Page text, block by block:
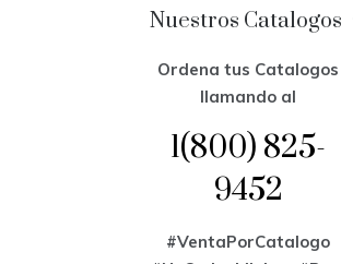
Nuestros Catalogos
Ordena tus Catalogos
llamando al
1(800) 825-
9452
#VentaPorCatalogo